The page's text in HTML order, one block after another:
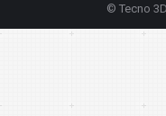
© Tecno